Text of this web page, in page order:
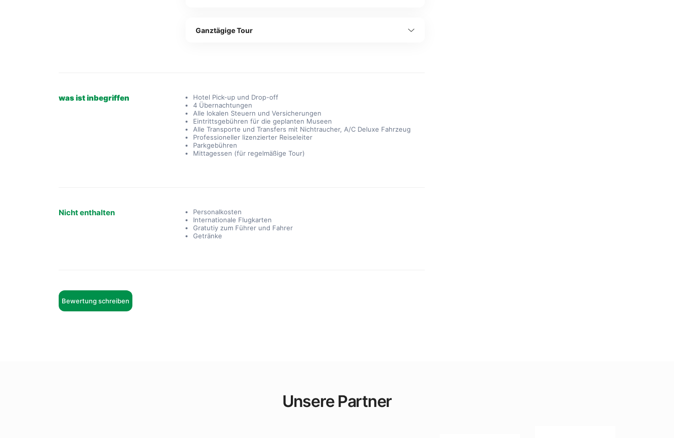
Ganztägige Tour
was ist inbegriffen
Hotel Pick-up und Drop-off
4 Übernachtungen
Alle lokalen Steuern und Versicherungen
Eintrittsgebühren für die geplanten Museen
Alle Transporte und Transfers mit Nichtraucher, A/C Deluxe Fahrzeug
Professioneller lizenzierter Reiseleiter
Parkgebühren
Mittagessen (für regelmäßige Tour)
Nicht enthalten
Personalkosten
Internationale Flugkarten
Gratutiy zum Führer und Fahrer
Getränke
Bewertung schreiben
Unsere Partner